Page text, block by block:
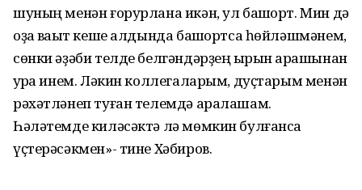
шуның менән ғорурлана икән, ул башҡорт. Мин дә
оҙаҡ ваҡыт кеше алдында башҡортса һөйләшмәнем,
сөнки әҙәби телде белгәндәрҙең ҡырын ҡарашынан
ҡурҡа инем. Ләкин коллегаларым, дуҫтарым менән
рәхәтләнеп туған телемдә аралашам.
Һәләтемде киләсәктә лә мөмкин булғанса
үҫтерәсәкмен»- тине Хәбиров.